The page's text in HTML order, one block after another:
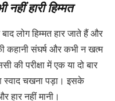
हारी हिम्मत
लोग हिम्मत हार जाते हैं और
कहानी संघर्ष और कभी न खत्म
की परीक्षा में एक या दो बार
स्वाद चखना पड़ा। इसके
हार नहीं मानी।